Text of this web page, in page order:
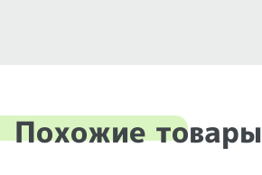
Похожие товары